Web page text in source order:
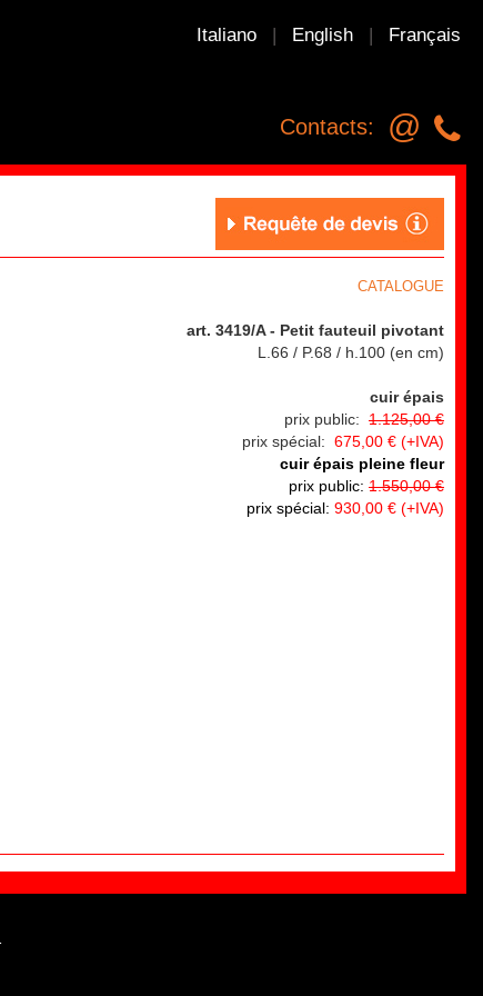
Italiano | English | Français
Contacts: @
CATALOGUE
art. 3419/A- Petit fauteuil pivotant
L.66 / P.68 / h.100 (en cm)
cuir épais
prix public: 1.125,00 €
prix spécial: 675,00 € (+IVA)
cuir épais pleine fleur
prix public: 1.550,00 €
prix spécial: 930,00 € (+IVA)